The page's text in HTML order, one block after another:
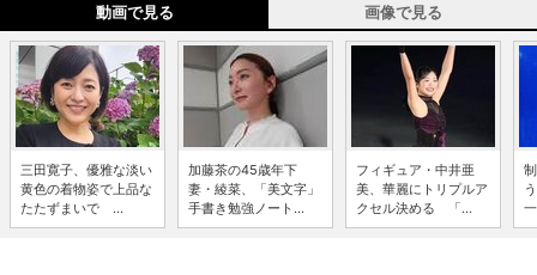
動画で見る 画像で見る
三田寛子、優雅な淡い
黄色の着物姿で上品な
たたずまいで ...
加藤茶の45歳年下
妻・綾菜、「美文字」
手書き勉強ノート...
フィギュア・中井亜
美、華麗にトリプルア
クセル決める 「...